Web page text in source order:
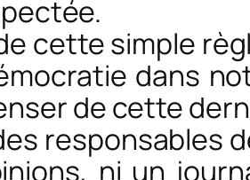
cette simple
dans
de cette
responsables
ni un